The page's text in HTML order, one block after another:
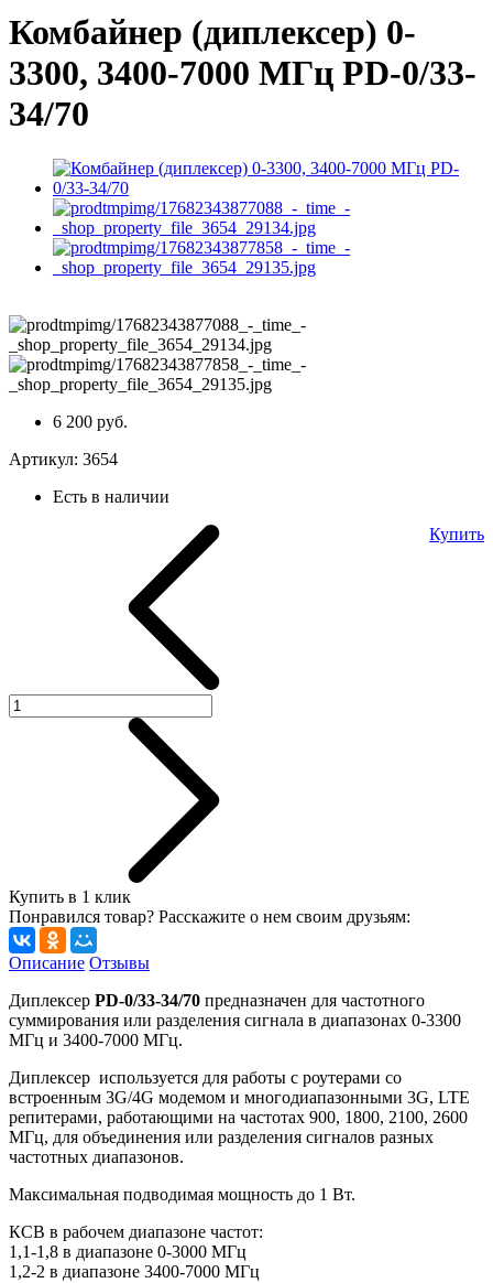
Комбайнер (диплексер) 0-
3300, 3400-7000 МГц PD-0/33-
34/70
6 200 руб.
Артикул: 3654
Есть в наличии
Купить
Купить в 1 клик
Понравился товар? Расскажите о нем своим друзьям:
Описание Отзывы
Диплексер PD-0/33-34/70 предназначен для частотного
суммирования или разделения сигнала в диапазонах 0-3300
МГц и 3400-7000 МГц.
Диплексер используется для работы с роутерами со
встроенным 3G/4G модемом и многодиапазонными 3G, LTE
репитерами, работающими на частотах 900, 1800, 2100, 2600
МГц, для объединения или разделения сигналов разных
частотных диапазонов.
Максимальная подводимая мощность до 1 Вт.
КСВ в рабочем диапазоне частот:
1,1-1,8 в диапазоне 0-3000 МГц
1,2-2 в диапазоне 3400-7000 МГц